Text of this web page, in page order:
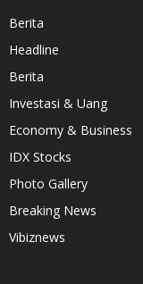
Berita
Headline
Berita
Investasi & Uang
Economy & Business
IDX Stocks
Photo Gallery
Breaking News
Vibiznews